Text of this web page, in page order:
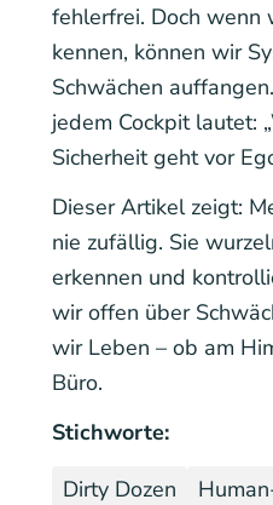
fehlerfrei. Doch wenn
kennen, können wir
Schwächen
jedem Cockpit lautet:
Sicherheit geht vor
Dieser Artikel zeigt:
nie zufällig. Sie
erkennen und
wir offen über
wir Leben – ob am
Büro.
Stichworte:
Dirty Dozen